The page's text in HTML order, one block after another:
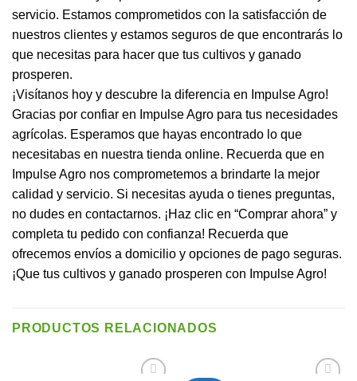
servicio. Estamos comprometidos con la satisfacción de
nuestros clientes y estamos seguros de que encontrarás lo
que necesitas para hacer que tus cultivos y ganado
prosperen.
¡Visítanos hoy y descubre la diferencia en Impulse Agro!
Gracias por confiar en Impulse Agro para tus necesidades
agrícolas. Esperamos que hayas encontrado lo que
necesitabas en nuestra tienda online. Recuerda que en
Impulse Agro nos comprometemos a brindarte la mejor
calidad y servicio. Si necesitas ayuda o tienes preguntas,
no dudes en contactarnos. ¡Haz clic en “Comprar ahora” y
completa tu pedido con confianza! Recuerda que
ofrecemos envíos a domicilio y opciones de pago seguras.
¡Que tus cultivos y ganado prosperen con Impulse Agro!
PRODUCTOS RELACIONADOS